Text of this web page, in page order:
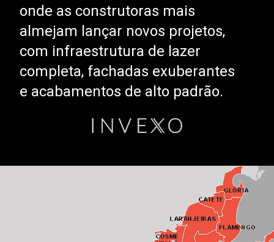
onde as construtoras mais
almejam lançar novos projetos,
com infraestrutura de lazer
completa, fachadas exuberantes
e acabamentos de alto padrão.